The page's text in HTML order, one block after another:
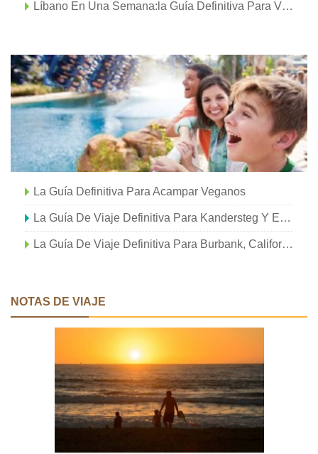
Líbano En Una Semana:la Guía Definitiva Para Viajes Por Carretera
La Guía Definitiva Para Acampar Veganos
La Guía De Viaje Definitiva Para Kandersteg Y El Lago Oeschinensee
La Guía De Viaje Definitiva Para Burbank, California
NOTAS DE VIAJE